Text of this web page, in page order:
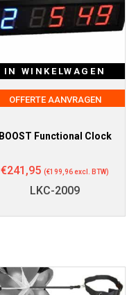
IN WINKELWAGEN
OFFERTE AANVRAGEN
BOOST Functional Clock
€241,95 (€199,96excl. BTW)
LKC-2009